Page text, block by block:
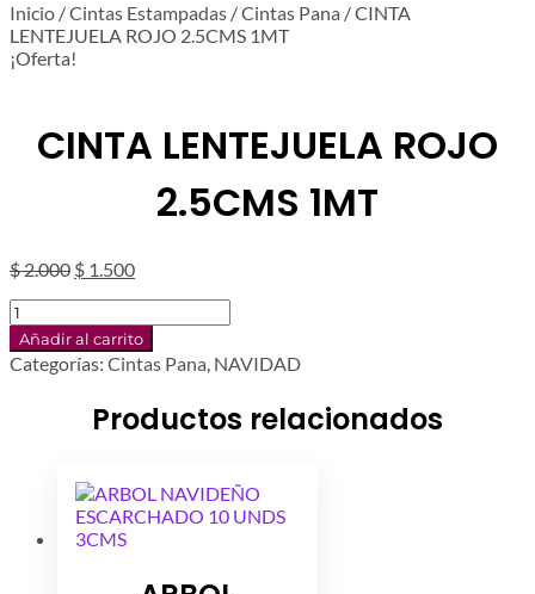
Inicio /Cintas Estampadas /Cintas Pana /CINTA
LENTEJUELA ROJO 2.5CMS 1MT
¡Oferta!
CINTA LENTEJUELA ROJO
2.5CMS 1MT
$2.000 El
era:
$ 2.000.
$ 1.500El
es:
$ 1.500.
CINTA
LENTEJUELA
ROJO
2.5CMS
Añadir al carrito
Categorías: Cintas Pana, NAVIDAD
Productos relacionados